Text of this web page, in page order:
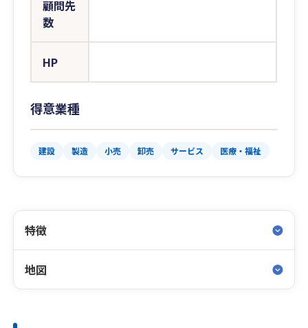
顧問先
数
HP
得意業種
建設 製造 小売 卸売 サービス 医療・福祉
特徴
地図